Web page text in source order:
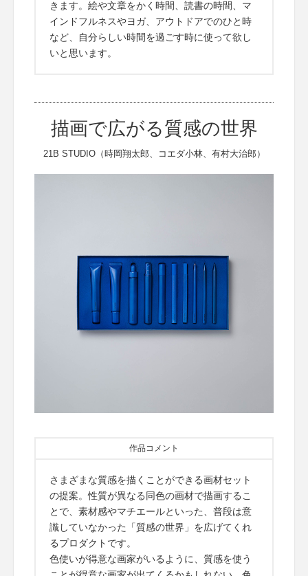
きます。絵や文章をかく時間、読書の時間、マ
インドフルネスやヨガ、アウトドアでのひと時
など、自分らしい時間を過ごす時に使って欲し
いと思います。
描画で広がる質感の世界
21B STUDIO（時岡翔太郎、コエダ小林、有村大治郎）
作品コメント
さまざまな質感を描くことができる画材セット
の提案。性質が異なる同色の画材で描画するこ
とで、素材感やマチエールといった、普段は意
識していなかった「質感の世界」を広げてくれ
るプロダクトです。
色使いが得意な画家がいるように、質感を使う